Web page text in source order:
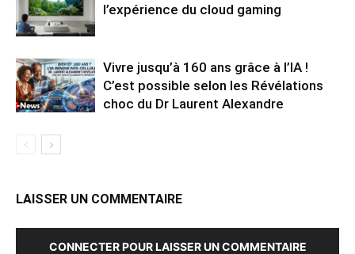
l’expérience du cloud gaming
Vivre jusqu’à 160 ans grâce à l’IA !
C’est possible selon les Révélations
choc du Dr Laurent Alexandre
LAISSER UN COMMENTAIRE
CONNECTER POUR LAISSER UN COMMENTAIRE